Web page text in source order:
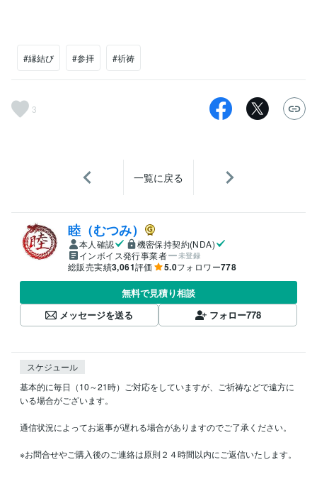
#縁結び #参拝 #祈祷
3
一覧に戻る
睦（むつみ）
本人確認
機密保持契約(NDA)
インボイス発行事業者
未登録
総販売実績3,061評価 5.0フォロワー778
無料で見積り相談
メッセージを送る
フォロー778
スケジュール
基本的に毎日（10～21時）ご対応をしていますが、ご祈祷などで遠方に
いる場合がございます。
通信状況によってお返事が遅れる場合がありますのでご了承ください。
※お問合せやご購入後のご連絡は原則２４時間以内にご返信いたします。